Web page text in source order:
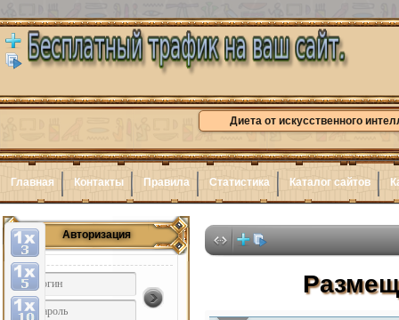
Диета от искусственного
Главная Контакты Правила Статистика Каталог сайтов
Авторизация